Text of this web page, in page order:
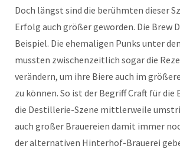
Doch längst sind die berühmten dieser
Erfolg auch größer geworden. Die Brew
Beispiel. Die ehemaligen Punks unter
mussten zwischenzeitlich sogar die
verändern, um ihre Biere auch im
zu können. So ist der Begriff Craft für die
die Destillerie-Szene mittlerweile
auch großer Brauereien damit immer
der alternativen Hinterhof-Brauerei